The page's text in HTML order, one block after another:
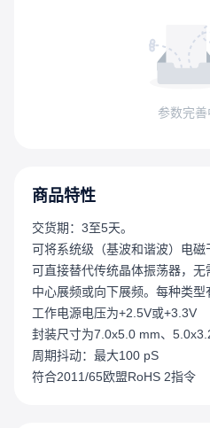
参数完善
商品特性
交货期：3至5天。
可将系统级（基波和谐波）电
可直接替代传统晶体振荡器，
中心展频或向下展频。每种类
工作电源电压为+2.5V或+3.3V
封装尺寸为7.0x5.0 mm、
周期抖动：最大100 pS
符合2011/65欧盟RoHS 2指令